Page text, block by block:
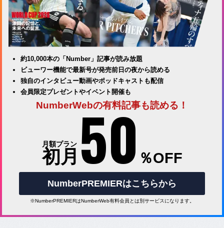
約10,000本の「Number」記事が読み放題
ビューワー機能で最新号が発売前日の夜から読める
独自のインタビュー動画やポッドキャストも配信
会員限定プレゼントやイベント開催も
NumberWebの有料記事も読める！
月額プラン
初月 50 ％OFF
NumberPREMIERはこちらから
※NumberPREMIERはNumberWeb有料会員とは別サービスになります。